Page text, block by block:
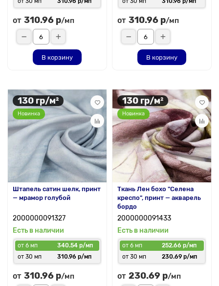
от 310.96 р/мп
В корзину
от 310.96 р/мп
В корзину
130 гр/м²
Новинка
Штапель сатин шелк, принт
— мрамор голубой
2000000091327
Есть в наличии
от 6 мп
340.54 р/мп
от 30 мп
310.96 р/мп
от 310.96 р/мп
130 гр/м²
Новинка
Ткань Лен бохо "Селена
креспо", принт — акварель
бордо
2000000091433
Есть в наличии
от 6 мп
252.66 р/мп
от 30 мп
230.69 р/мп
от 230.69 р/мп